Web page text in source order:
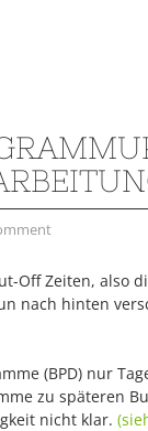
Off Zeiten, also
nach hinten
(BPD) nur
zu späteren
nicht klar.